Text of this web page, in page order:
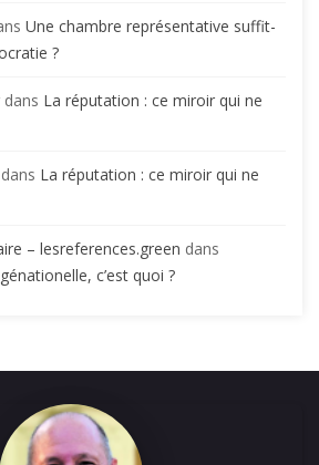
Une chambre représentative suffit-
?
dans La réputation : ce miroir qui ne
dans La réputation : ce miroir qui ne
– lesreferences.green dans
c’est quoi ?